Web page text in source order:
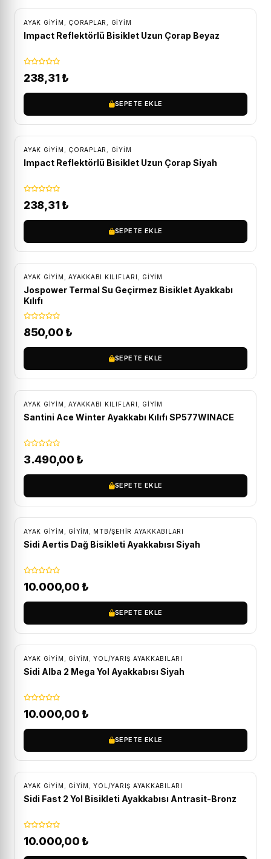
AYAK GIYIM ÇORAPLAR GİYİM
Impact Reflektörlü Bisiklet Uzun Çorap Beyaz
238,31₺
SEPETE EKLE
AYAK GIYIM ÇORAPLAR GİYİM
Impact Reflektörlü Bisiklet Uzun Çorap Siyah
238,31₺
SEPETE EKLE
AYAK GIYIM AYAKKABI KILIFLARI GİYİM
Jospower Termal Su Geçirmez Bisiklet Ayakkabı
Kılıfı
850,00 ₺
SEPETE EKLE
AYAK GIYIM AYAKKABI KILIFLARI GİYİM
Santini Ace Winter Ayakkabı Kılıfı SP577WINACE
3.490,00 ₺
SEPETE EKLE
AYAK GIYIM GİYİM MTB/ŞEHIR AYAKKABILARI
Sidi Aertis Dağ Bisikleti Ayakkabısı Siyah
10.000,00 ₺
SEPETE EKLE
AYAK GIYIM GİYİM ,YOL/YARIŞ AYAKKABILARI
Sidi Alba 2 Mega Yol Ayakkabısı Siyah
10.000,00 ₺
SEPETE EKLE
AYAK GIYIM GİYİM ,YOL/YARIŞ AYAKKABILARI
Sidi Fast 2 Yol Bisikleti Ayakkabısı Antrasit-Bronz
10.000,00 ₺